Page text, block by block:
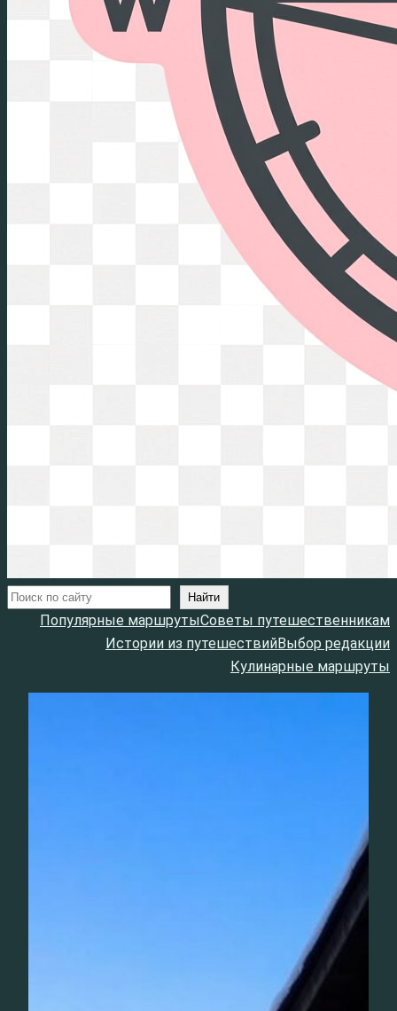
Поиск Найти
Популярные маршрутыСоветы путешественникам
Истории из путешествийВыбор редакции
Кулинарные маршруты